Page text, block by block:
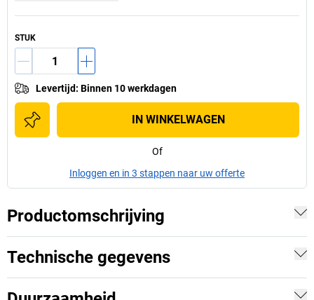
STUK
Levertijd: Binnen 10 werkdagen
IN WINKELWAGEN
Of
Inloggen en in 3 stappen naar uw offerte
Productomschrijving
Technische gegevens